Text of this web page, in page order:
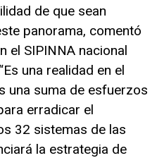
de que sean
panorama, comentó
el SIPINNA nacional
una realidad en el
una suma de esfuerzos
erradicar el
32 sistemas de las
la estrategia de